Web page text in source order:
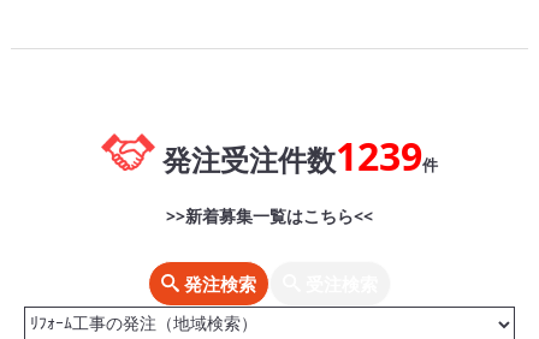
発注受注件数1239件
>>新着募集一覧はこちら<<
発注検索